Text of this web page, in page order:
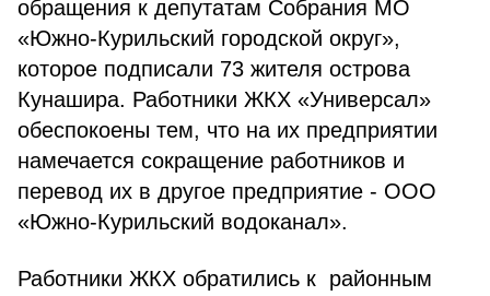
обращения к депутатам Собрания МО
«Южно-Курильский городской округ»,
которое подписали 73 жителя острова
Кунашира. Работники ЖКХ «Универсал»
обеспокоены тем, что на их предприятии
намечается сокращение работников и
перевод их в другое предприятие - ООО
«Южно-Курильский водоканал».
Работники ЖКХ обратились к районным